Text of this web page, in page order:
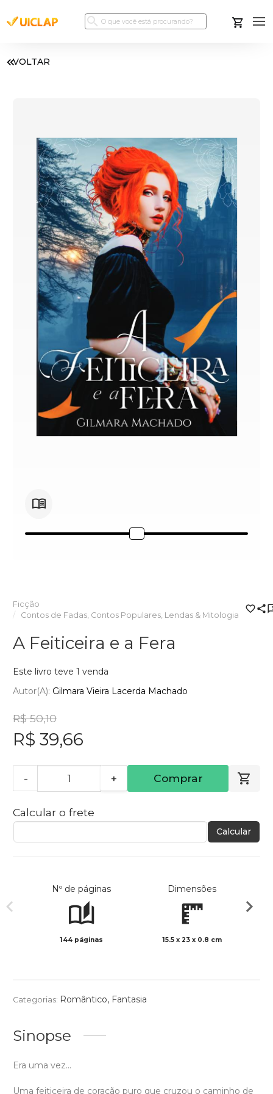
VOLTAR
Ficção
Contos de Fadas, Contos Populares, Lendas & Mitologia
A Feiticeira e a Fera
Este livro teve 1 venda
Autor(a): Gilmara Vieira Lacerda Machado
R$ 50,10
R$ 39,66
- + Comprar
Calcular o frete
Calcular
Nº de páginas
144 páginas
Dimensões
15.5 x 23 x 0.8 cm
Categorias: Romântico, Fantasia
Sinopse
Era uma vez...
Uma feiticeira de coração puro que cruzou o caminho de